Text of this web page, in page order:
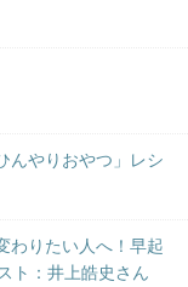
んやりおやつ」レシ
わりたい人へ！早起
ト：井上皓史さん